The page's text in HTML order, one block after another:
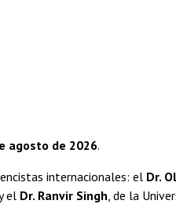
agosto de 2026.
internacionales: el Dr.
el Dr. Ranvir Singh , de la